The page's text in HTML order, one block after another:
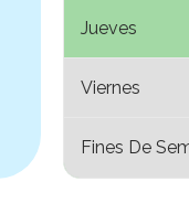
Jueves
Viernes
Fines De